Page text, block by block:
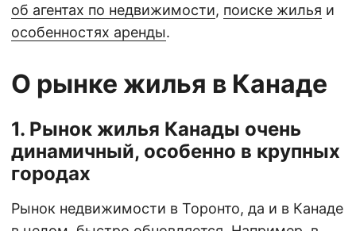
об агентах по недвижимости, поиске жилья и
особенностях аренды.
О рынке жилья в Канаде
1. Рынок жилья Канады очень
динамичный, особенно в крупных
городах
Рынок недвижимости в Торонто, да и в Канаде